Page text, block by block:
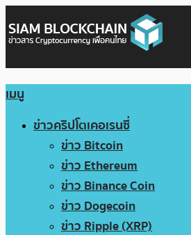
เมนู
ข่าวคริปโตเคอเรนซี่
ข่าว Bitcoin
ข่าว Ethereum
ข่าว Binance Coin
ข่าว Dogecoin
ข่าว Ripple (XRP)